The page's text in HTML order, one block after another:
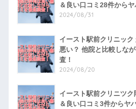
＆良い口コミ28件から
2024/08/31
イースト駅前クリニッ
悪い？ 他院と比較しな
査！
2024/08/20
イースト駅前クリニツ
＆良い口コミ3件からヤ